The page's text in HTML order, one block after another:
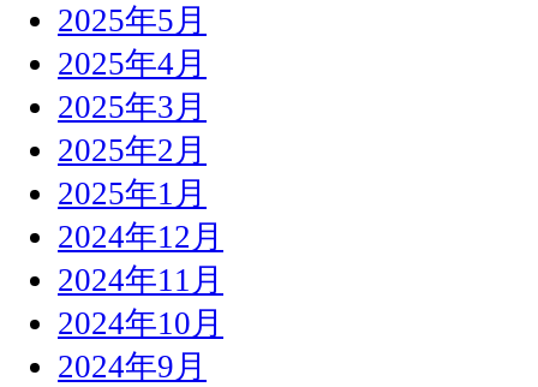
2025年5月
2025年4月
2025年3月
2025年2月
2025年1月
2024年12月
2024年11月
2024年10月
2024年9月